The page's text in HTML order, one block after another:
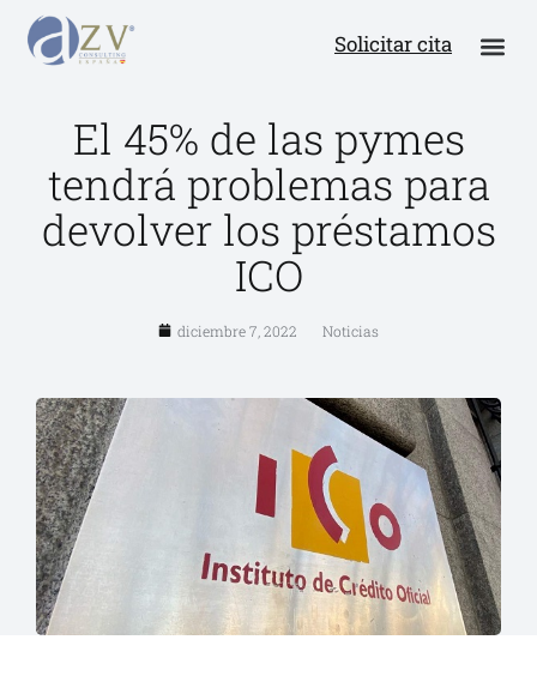
Solicitar cita
El 45% de las pymes
tendrá problemas para
devolver los préstamos
ICO
diciembre 7, 2022 Noticias